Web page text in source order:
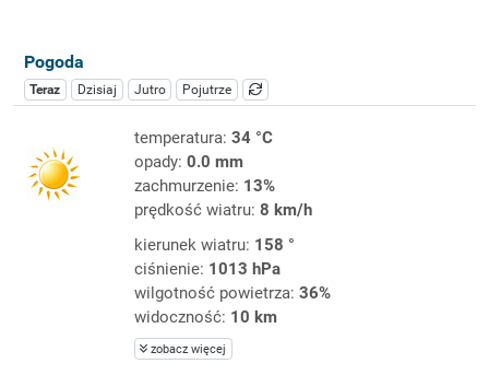
Pogoda
Teraz Dzisiaj Jutro Pojutrze
temperatura: 34 °C
opady: 0.0 mm
zachmurzenie: 13%
prędkość wiatru: 8 km/h
kierunek wiatru: 158 °
ciśnienie: 1013 hPa
wilgotność powietrza: 36%
widoczność: 10 km
zobacz więcej